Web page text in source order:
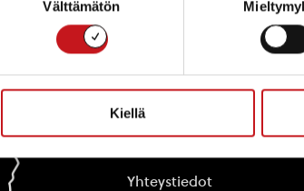
Välttämätön
Kiellä
Yhteystiedot